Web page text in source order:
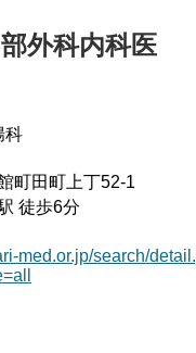
外科内科医
科
町田町上丁52-1
徒歩6分
med.or.jp/search/